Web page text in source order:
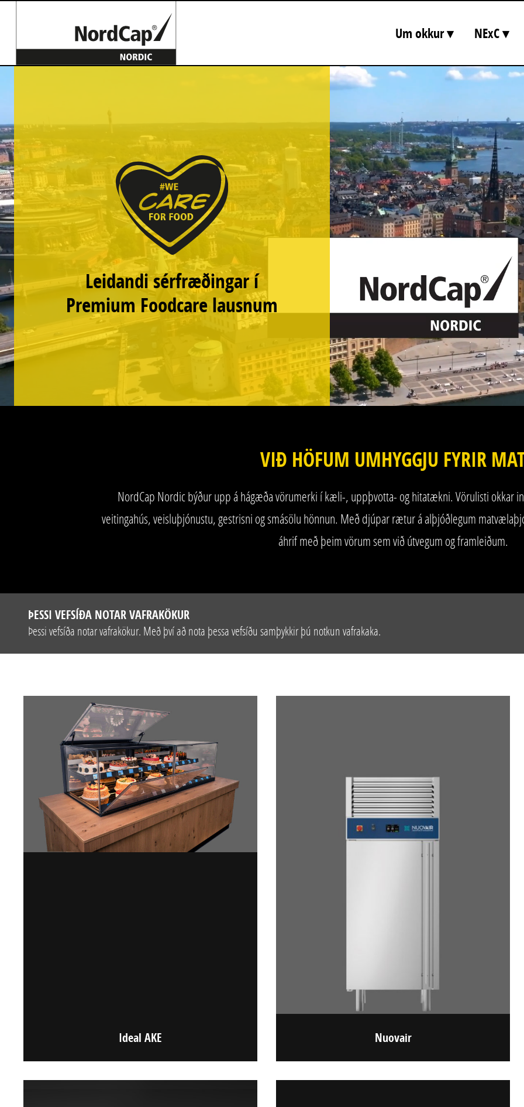
Um okkur ▾ NExC ▾
Leidandi sérfræðingar í
Premium Foodcare lausnum
VIÐ HÖFUM UMHYGGJU FYRIR
NordCap Nordic býður upp á hágæða vörumerki í kæli-, uppþvotta- og hitatækni. Vörulisti okkar
veitingahús, veisluþjónustu, gestrisni og smásölu hönnun. Með djúpar rætur á alþjóðlegum
áhrif með þeim vörum sem við útvegum og framleiðum.
ÞESSI VEFSÍÐA NOTAR VAFRAKÖKUR
Þessi vefsíða notar vafrakökur. Með því að nota þessa vefsíðu samþykkir þú notkun vafrakaka.
Ideal AKE Nuovair